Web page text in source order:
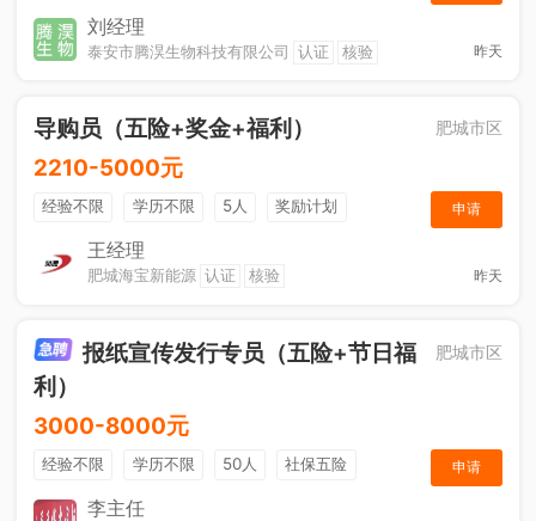
节日福利刘经理
泰安市腾淏生物科技有限公司 认证 核验 昨天
导购员（五险+奖金+福利） 肥城市区
2210-5000元
经验不限 学历不限 5人
奖励计划
销售奖金
社保五险
申请
王经理
肥城海宝新能源 认证 核验 昨天
报纸宣传发行专员（五险+节日福
利）
肥城市区
3000-8000元
经验不限 学历不限 50人
社保五险
节日福利
销售奖金
申请
李主任